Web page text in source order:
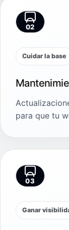
02
Cuidar la base
para que tu
03
Ganar